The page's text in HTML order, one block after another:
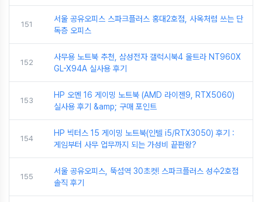
151
서울 공유오피스 스파크플러스 홍대2호점, 사옥처럼 쓰는 단
독층 오피스
152
사무용 노트북 추천, 삼성전자 갤럭시북4 울트라 NT960X
GL-X94A 실사용 후기
153
HP 오멘 16 게이밍 노트북 (AMD 라이젠9, RTX5060)
실사용 후기 &amp; 구매 포인트
154
HP 빅터스 15 게이밍 노트북(인텔 i5/RTX3050) 후기 :
게임부터 사무 업무까지 되는 가성비 끝판왕?
155
서울 공유오피스, 뚝섬역 30초컷! 스파크플러스 성수2호점
솔직 후기